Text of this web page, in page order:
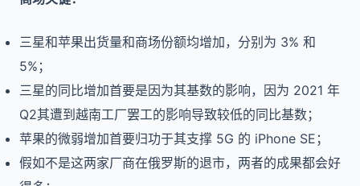
三星和苹果出货量和商场份额均增加，分别为 3% 和
5%；
三星的同比增加首要是因为其基数的影响，因为 2021 年
Q2其遭到越南工厂罢工的影响导致较低的同比基数；
苹果的微弱增加首要归功于其支撑 5G 的 iPhone SE；
假如不是这两家厂商在俄罗斯的退市，两者的成果都会好